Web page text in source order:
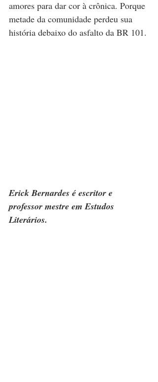
amores para dar cor à crônica. Porque
metade da comunidade perdeu sua
história debaixo do asfalto da BR 101.
Erick Bernardes é escritor e
professor mestre em Estudos
Literários.